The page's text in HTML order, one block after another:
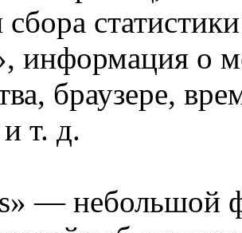
информация о
браузере,
т. д.
— небольшой